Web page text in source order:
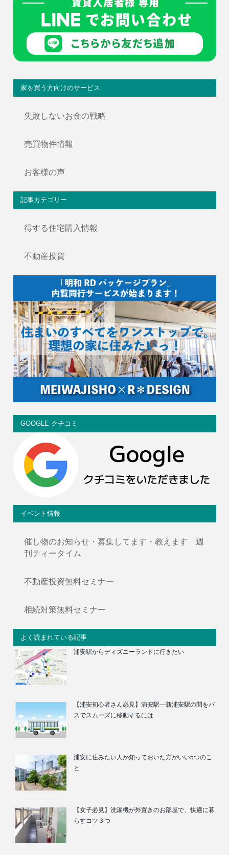
家を買う方向けのサービス
失敗しないお金の戦略
売買物件情報
お客様の声
記事カテゴリー
得する住宅購入情報
不動産投資
GOOGLE クチコミ
イベント情報
催し物のお知らせ・募集してます・教えます 週
刊ティータイム
不動産投資無料セミナー
相続対策無料セミナー
よく読まれている記事
浦安駅からディズニーランドに行きたい
【浦安初心者さん必見】浦安駅―新浦安駅の間をバ
スでスムーズに移動するには
浦安に住みたい人が知っておいた方がいい5つのこ
と
【女子必見】洗濯機が外置きのお部屋で、快適に暮
らすコツ３つ